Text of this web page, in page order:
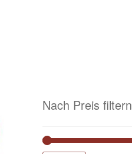
Nach Preis filtern